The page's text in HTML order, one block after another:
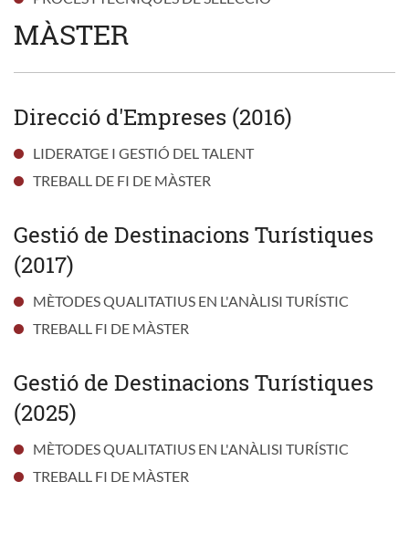
MÀSTER
Direcció d'Empreses (2016)
LIDERATGE I GESTIÓ DEL TALENT
TREBALL DE FI DE MÀSTER
Gestió de Destinacions Turístiques
(2017)
MÈTODES QUALITATIUS EN L'ANÀLISI TURÍSTIC
TREBALL FI DE MÀSTER
Gestió de Destinacions Turístiques
(2025)
MÈTODES QUALITATIUS EN L'ANÀLISI TURÍSTIC
TREBALL FI DE MÀSTER